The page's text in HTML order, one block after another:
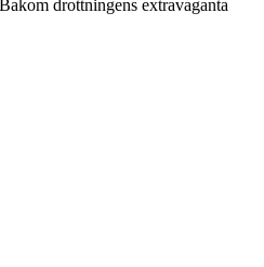
drottningens extravaganta